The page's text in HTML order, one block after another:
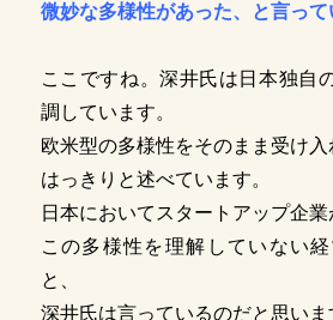
微妙な多様性があった、
と言って
ここですね。深井氏は日本独自
調しています。
欧米型の多様性をそのまま受け入
はっきりと述べています。
日本においてスタートアップ企業
この多様性を理解していない
と、
深井氏は言っているのだと思いま